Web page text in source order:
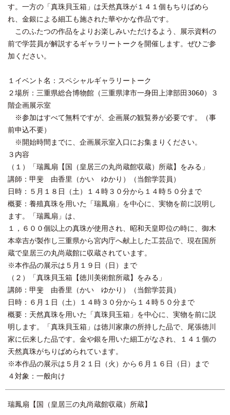
す。一方の「真珠貝玉箱」は天然真珠が１４１個もちりばめら
れ、金銀による細工も施された華やかな作品です。
このふたつの作品をよりお楽しみいただけるよう、展示資料の
前で学芸員が解説するギャラリートークを開催します。ぜひご参
加ください。
１イベント名：スペシャルギャラリートーク
２場所：三重県総合博物館（三重県津市一身田上津部田3060）３
階企画展示室
※参加はすべて無料ですが、企画展の観覧券が必要です。（事
前申込不要）
※開始時間までに、企画展示室入口にお集まりください。
３内容
（１）「瑞鳳扇【国（皇居三の丸尚蔵館収蔵）所蔵】をみる」
講師：甲斐 由香里（かい ゆかり）（当館学芸員）
日時：５月１８日（土）１４時３０分から１４時５０分まで
概要：養殖真珠を用いた「瑞鳳扇」を中心に、実物を前に説明し
ます。「瑞鳳扇」は、
１，６００個以上の真珠が使用され、昭和天皇即位の時に、御木
本幸吉が製作し三重県から宮内庁へ献上した工芸品で、現在国所
蔵で皇居三の丸尚蔵館に収蔵されています。
※本作品の展示は５月１９日（日）まで
（２）「真珠貝玉箱【徳川美術館所蔵】をみる」
講師：甲斐 由香里（かい ゆかり）（当館学芸員）
日時：６月１日（土）１４時３０分から１４時５０分まで
概要：天然真珠を用いた「真珠貝玉箱」を中心に、実物を前に説
明します。「真珠貝玉箱」は徳川家康の所持した品で、尾張徳川
家に伝来した品です。金や銀を用いた細工がなされ、１４１個の
天然真珠がちりばめられています。
※本作品の展示は５月２１日（火）から６月１６日（日）まで
４対象：一般向け
瑞鳳扇【国（皇居三の丸尚蔵館収蔵）所蔵】